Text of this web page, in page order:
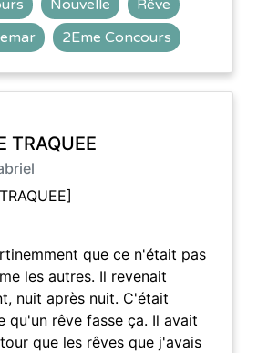
Nouvelle
Rêve
2Eme Concours
TRAQUEE
que ce n'était pas
les autres. Il revenait
nuit après nuit. C'était
qu'un rêve fasse ça. Il avait
que les rêves que j'avais